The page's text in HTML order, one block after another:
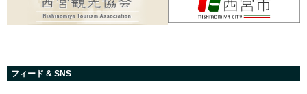
フィード & SNS